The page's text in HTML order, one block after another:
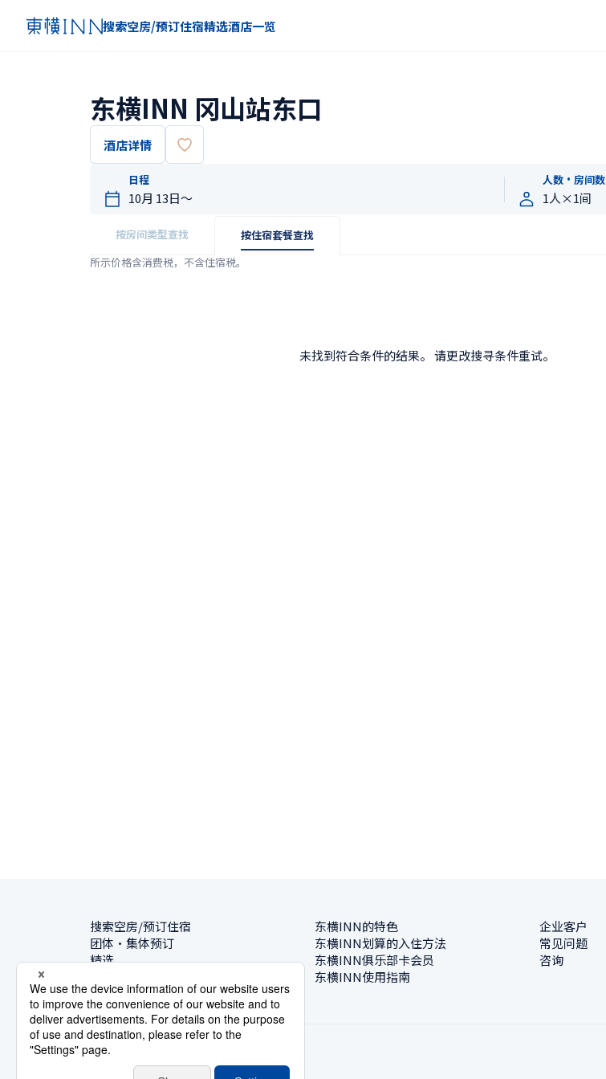
搜索空房/预订住宿精选酒店一览
东横INN 冈山站东口
酒店详情
日程 人数・房间数
按房间类型查找
按住宿套餐查找
所示价格含消费税，不含住宿税。
未找到符合条件的结果。 请更改搜寻条件重试。
搜索空房/预订住宿
团体・集体预订
精选
东横INN的特色
东横INN划算的入住方法
东横INN俱乐部卡会员
东横INN使用指南
企业客户
常见问题
咨询